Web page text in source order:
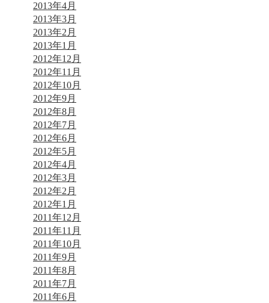
2013年4月
2013年3月
2013年2月
2013年1月
2012年12月
2012年11月
2012年10月
2012年9月
2012年8月
2012年7月
2012年6月
2012年5月
2012年4月
2012年3月
2012年2月
2012年1月
2011年12月
2011年11月
2011年10月
2011年9月
2011年8月
2011年7月
2011年6月